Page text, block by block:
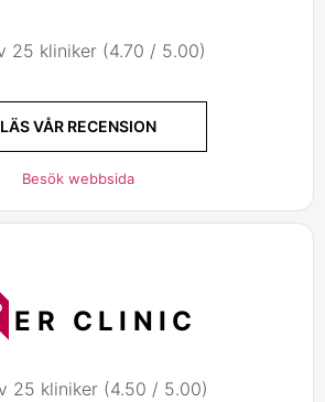
25 kliniker (4.70 / 5.00)
LÄS VÅR RECENSION
Besök webbsida
CLINIC
25 kliniker (4.50 / 5.00)